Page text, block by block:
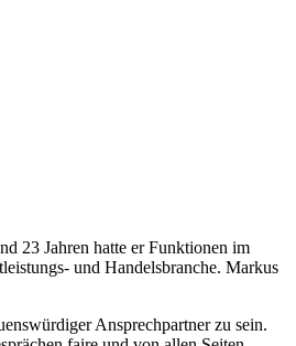
23 Jahren hatte er Funktionen im
und Handelsbranche. Markus
Ansprechpartner zu sein.